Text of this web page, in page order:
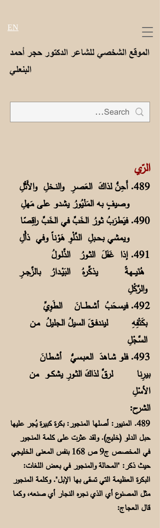
الموقع الشخصي للشاعر الدكتور حجر أحمد
البنعلي
EN
الرّي
489. أَحِنُّ لذاكَ العَصـرِ والنــخلِ والأَثْلِ
وصيفٍ به المَنْيُورُ يشدو على مَهلِ
490. فيَطرَبُ ثـورُ الخَبِّ في الخَبِّ راقِصًا
ويمشي بحــبلِ الدَّلْوِ هَوْناً وفي ذأْلِ
491. إذا غَفَلَ الثــورُ الذَّلـولُ
هُنَيــــهةً يذكِّرهُ البَيْــدارُ بالزَّجـــرِ
والرَّكْلِ
492. فيسحَبُ أشــطــــانَ الطَوِيِّ
بكَتْفِهِ ليندفــقَ السيلُ الجليلُ مـن
السَّجْلِ
493. فلو شـاهدَ العـبـسيُّ أشطانَ
بيرِنا لرقَّ لذاكَ الثــورِ يشكـــو من
الأسْلِ
الشرح:
489. المنيور: أصلها المنجور: بكرة كبيرة يُجر عليها
حبل الدلو (خليج). ولقد عثرت على كلمة المنجور
في المخصص ج9 ص 168 بنفس المعنى الخليجي
حيث ذكر: "المحالة والمنجور في بعض اللغات:
البكرة العظيمة التي تسقى بها الإبل". وكلمة المنجور
مثل المصنوع أي الذي نجره النجار أي صنعه، وكما
قال العجاج: